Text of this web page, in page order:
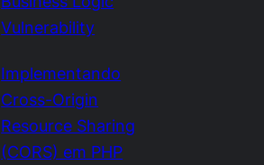
Vulnerability
Implementando
Cross-Origin
Resource Sharing
(CORS) em PHP